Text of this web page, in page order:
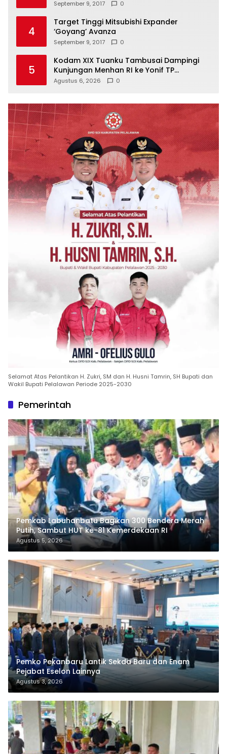
September 9, 2017 0
4
Target Tinggi Mitsubishi Expander
‘Goyang’ Avanza
September 9, 2017 0
5
Kodam XIX Tuanku Tambusai Dampingi
Kunjungan Menhan RI ke Yonif TP
952/Imam Bulqin, Perkuat Pembangunan
Agustus 6, 2026 0
Selamat Atas Pelantikan H. Zukri, SM dan H. Husni Tamrin, SH Bupati dan
Wakil Bupati Pelalawan Periode 2025-2030
Pemerintah
Pemkab Labuhanbatu Bagikan 300 Bendera Merah
Putih, Sambut HUT ke-81 Kemerdekaan RI
Agustus 5, 2026
Pemko Pekanbaru Lantik Sekda Baru dan Enam
Pejabat Eselon Lainnya
Agustus 3, 2026